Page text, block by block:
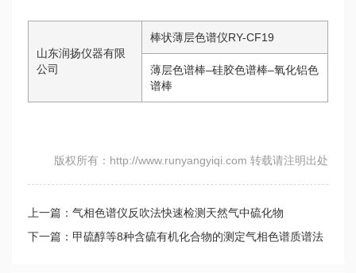
山东润扬仪器有限
公司
棒状薄层色谱仪RY-CF19
薄层色谱棒–硅胶色谱棒–氧化铝色
谱棒
版权所有：http://www.runyangyiqi.com 转载请注明出处
上一篇：气相色谱仪反吹法快速检测天然气中硫化物
下一篇：甲硫醇等8种含硫有机化合物的测定气相色谱质谱法